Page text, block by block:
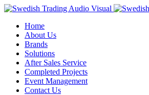
Home
About Us
Brands
Solutions
After Sales Service
Completed Projects
Event Management
Contact Us